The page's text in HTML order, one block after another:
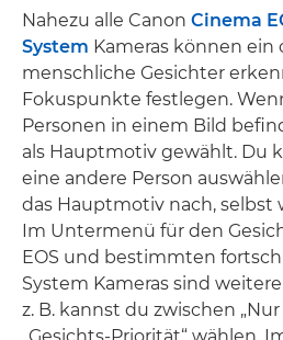
Nahezu alle Canon Cinema
System Kameras können
menschliche Gesichter
Fokuspunkte festlegen.
Personen in einem Bild
als Hauptmotiv gewählt. Du
eine andere Person
das Hauptmotiv nach, selbst
Im Untermenü für den
EOS und bestimmten
System Kameras sind
z. B. kannst du zwischen